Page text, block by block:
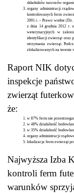
składników nawozów
organy administracji
kontrolowanych ferm
2001 r. – Prawo wodne
z dnia 14 grudnia 2012 r.
weterynaryjnych w
identyfikacji zwierząt oraz
utrzymania zwierząt.
zlokalizowanych na terenie
Raport NIK
inspekcje
zwierząt
że:
w 87% ferm nie
w 48% działalność
w 35% działalność
organy administracji
lokalizacja ferm zwierząt
Najwyższa Izba
kontroli ferm
warunków